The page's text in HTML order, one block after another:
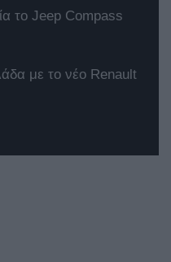
το Jeep Compass
με το νέο Renault